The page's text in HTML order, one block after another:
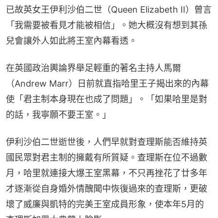
已故英女王伊利沙伯二世（Queen Elizabeth II）曾言
「我需要被看見才能被相信」。她大概沒有想到其孫
兒會讓外人如此將王室內幕看透。
在英國政治輿論界舉足輕重的著名主持人馬爾
（Andrew Marr）日前就直指哈里王子揭出來的內幕
使「君主制本身現在也成了問題」。「如果哈里是對
的話，我寧願不要王室。」
伊利沙伯二世逝世後，人們早就對查理斯能否維持英
國民眾對君主制的擁戴有所質疑。查理斯在位不過數
月，哈里就連接大爆王室黑幕，不只再挫花了廿多年
才逐漸從自身婚外情醜聞中恢復過來的查理斯，更破
壞了威廉與凱特的完美王室成員形象，使本年5月的